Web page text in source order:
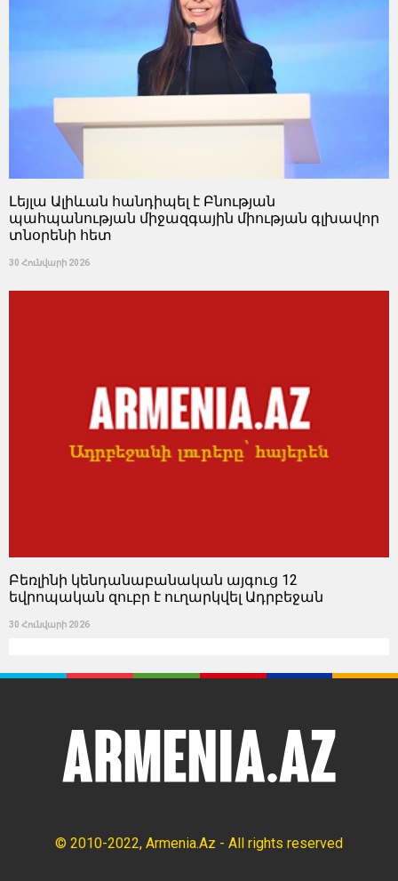
Լեյլա Ալիևան հանդիպել է Բնության
պահպանության միջազգային միության գլխավոր
տնօրենի հետ
30 Հունվարի 2026
Բեռլինի կենդանաբանական այգուց 12
եվրոպական զուբր է ուղարկվել Ադրբեջան
30 Հունվարի 2026
© 2010-2022, Armenia.Az - All rights reserved